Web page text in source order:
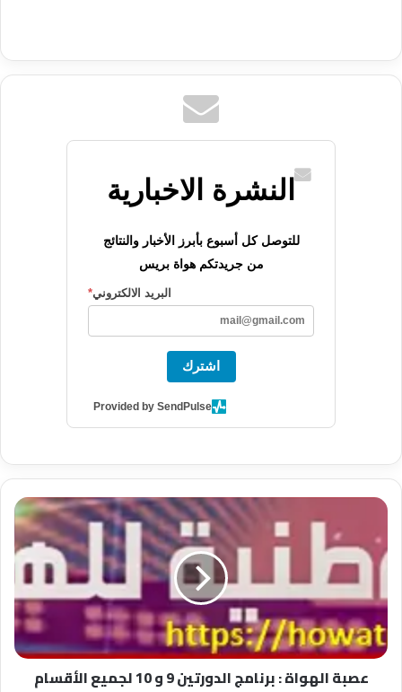
النشرة الاخبارية
للتوصل كل أسبوع بأبرز الأخبار والنتائج
من جريدتكم هواة بريس
البريد الالكتروني*
اشترك
Provided by SendPulse
عصبة
برنامج
الدورتين
9
10
لجميع
الأقسام
عصبة الهواة : برنامج الدورتين 9 و 10 لجميع الأقسام